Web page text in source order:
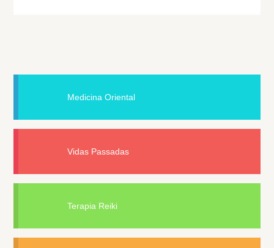
Medicina Oriental
Vidas Passadas
Terapia Reiki